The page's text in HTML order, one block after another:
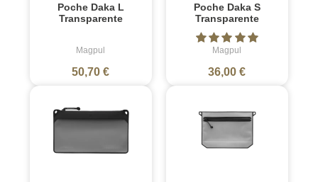
Poche Daka L
Transparente
Magpul
50,70 €
Poche Daka S
Transparente
Magpul
36,00 €